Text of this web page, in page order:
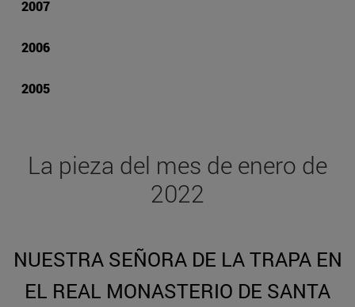
2007
2006
2005
La pieza del mes de enero de
2022
NUESTRA SEÑORA DE LA TRAPA EN
EL REAL MONASTERIO DE SANTA